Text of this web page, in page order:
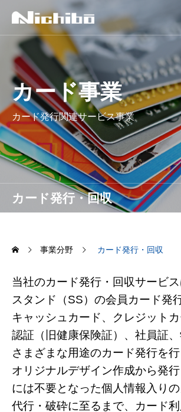
カード発行・回収
カード事業
カード発行関連サービス事業
事業分野 カード発行・回収
当社のカード発行・回収サービ
スタンド（SS）の会員カード発
キャッシュカード、クレジット
認証（旧健康保険証）、社員証、
さまざまな用途のカード発行を行
オリジナルデザイン作成から発
には不要となった個人情報入り
代行・破砕に至るまで、カード